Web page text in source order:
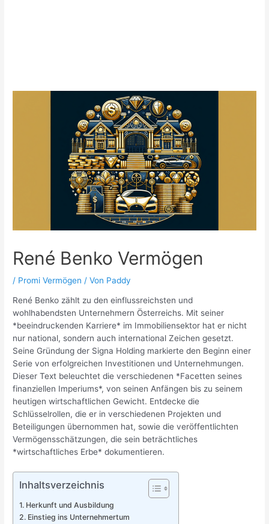
René Benko Vermögen
/ Promi Vermögen / Von Paddy
René Benko zählt zu den einflussreichsten und
wohlhabendsten Unternehmern Österreichs. Mit seiner
*beeindruckenden Karriere* im Immobiliensektor hat er nicht
nur national, sondern auch international Zeichen gesetzt.
Seine Gründung der Signa Holding markierte den Beginn einer
Serie von erfolgreichen Investitionen und Unternehmungen.
Dieser Text beleuchtet die verschiedenen *Facetten seines
finanziellen Imperiums*, von seinen Anfängen bis zu seinem
heutigen wirtschaftlichen Gewicht. Entdecke die
Schlüsselrollen, die er in verschiedenen Projekten und
Beteiligungen übernommen hat, sowie die veröffentlichten
Vermögensschätzungen, die sein beträchtliches
*wirtschaftliches Erbe* dokumentieren.
Inhaltsverzeichnis
Herkunft und Ausbildung
Einstieg ins Unternehmertum